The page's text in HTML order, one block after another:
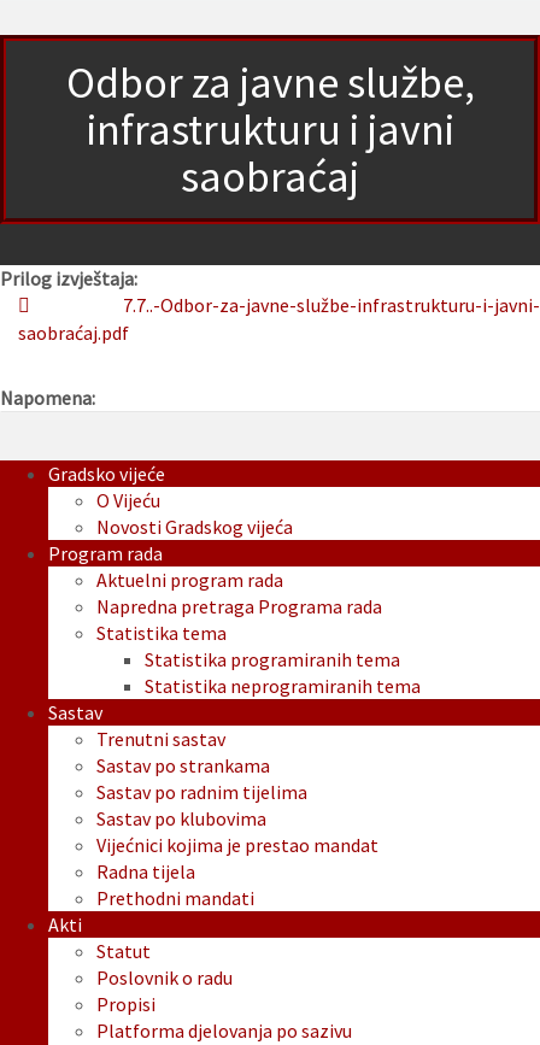
Odbor za javne službe,
infrastrukturu i javni
saobraćaj
Prilog izvještaja:
7.7..-Odbor-za-javne-službe-infrastrukturu-i-javni-
saobraćaj.pdf
Napomena:
Gradsko vijeće
O Vijeću
Novosti Gradskog vijeća
Program rada
Aktuelni program rada
Napredna pretraga Programa rada
Statistika tema
Statistika programiranih tema
Statistika neprogramiranih tema
Sastav
Trenutni sastav
Sastav po strankama
Sastav po radnim tijelima
Sastav po klubovima
Vijećnici kojima je prestao mandat
Radna tijela
Prethodni mandati
Akti
Statut
Poslovnik o radu
Propisi
Platforma djelovanja po sazivu